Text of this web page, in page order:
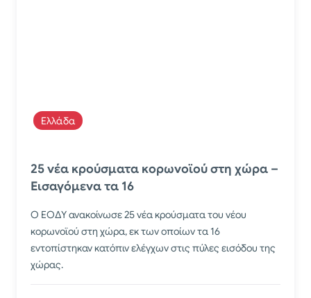
Ελλάδα
25 νέα κρούσματα κορωνοϊού στη χώρα –
Εισαγόμενα τα 16
Ο ΕΟΔΥ ανακοίνωσε 25 νέα κρούσματα του νέου
κορωνοϊού στη χώρα, εκ των οποίων τα 16
εντοπίστηκαν κατόπιν ελέγχων στις πύλες εισόδου της
χώρας.